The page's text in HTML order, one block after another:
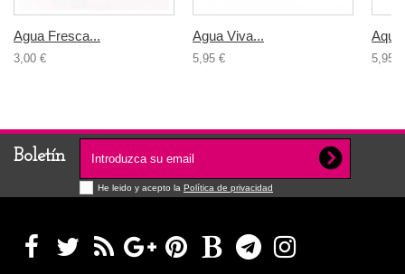
Agua Fresca...
3,00 €
Agua Viva...
5,95 € 5,95 €
Boletín
He leido y acepto la Política de privacidad